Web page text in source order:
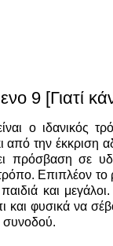
9 [Γιατί
ο ιδανικός
από την έκκριση
πρόσβαση σε
Επιπλέον το
και
και φυσικά να
συνοδού.